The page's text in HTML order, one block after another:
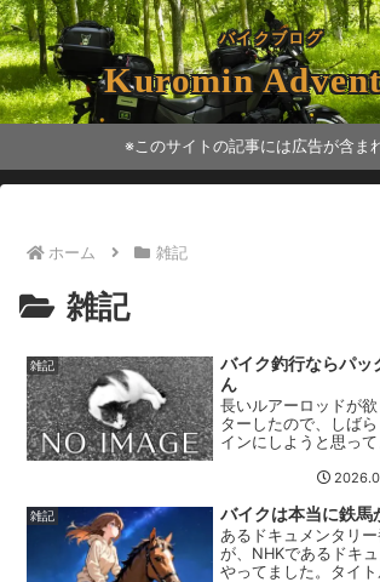
バイクブログ
Kuromin
※このサイトの記事には広告が含ま
ホーム 雑記
雑記
雑記
バイク釣行ならパッ
ん
長いルアーロッドが
ターしたので、しば
インにしようと思っ
くまで飛ばせるロッ
広い砂浜では長いほど
大抵のロッドは二本
舞寸...
雑記 バイクは本当に鉄馬
あるドキュメンタリ
が、NHKであるドキ
やってました。タイ